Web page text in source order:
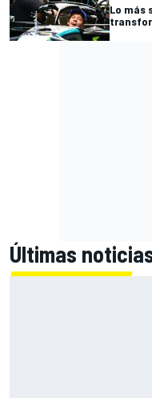
Lo más
Últimas